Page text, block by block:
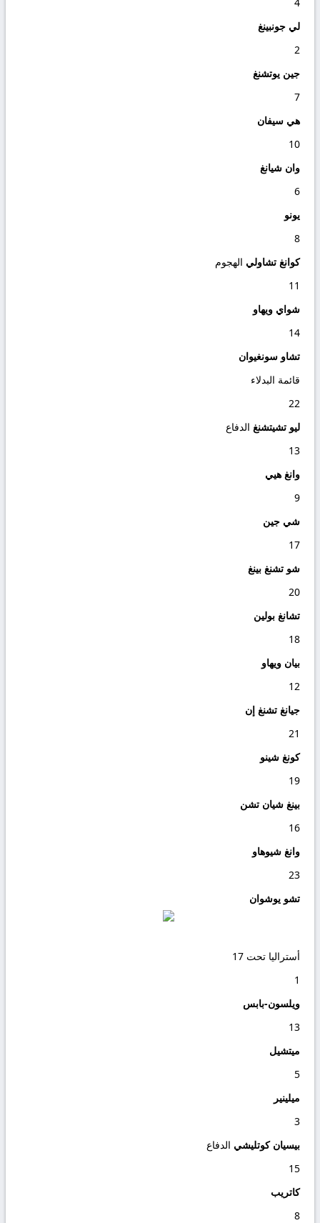
لي جونبينغ
2
جين يوتشنغ
7
هي سيفان
10
وان شيانغ
6
يونو
8
كوانغ تشاولي الهجوم
11
شواي ويهاو
14
تشاو سونغيوان
قائمة البدلاء
22
ليو تشيتشنغ الدفاع
13
وانغ هيي
9
شي جين
17
شو تشنغ بينغ
20
تشانغ بولين
18
بيان ويهاو
12
جيانغ تشنغ إن
21
كونغ شينو
19
بينغ شيان تشن
16
وانغ شيوهاو
23
تشو يوشوان
أستراليا تحت 17
1
ويلسون-بابس
13
ميتشيل
5
ميلينير
3
بيسيان كوتليشي الدفاع
15
كاتريب
8